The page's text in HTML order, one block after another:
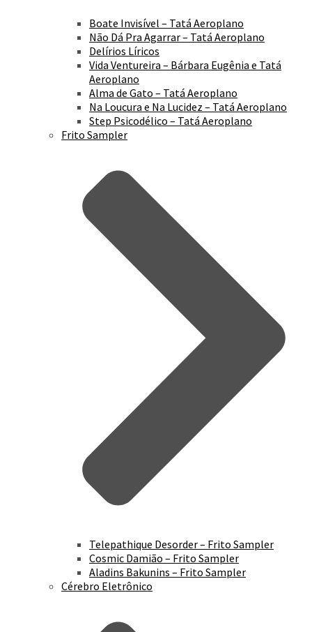
Pareço Moderno – Cérebro Eletrônico
Vamos Pro Quarto – Cérebro Eletrônico
Deus e o Diabo no Liquidificador – Cérebro
Onda Híbrida Ressonante – Cérebro
Boate Invisível – Tatá Aeroplano
Não Dá Pra Agarrar – Tatá Aeroplano
Delírios Líricos
Vida Ventureira – Bárbara Eugênia e Tatá
Aeroplano
Alma de Gato – Tatá Aeroplano
Na Loucura e Na Lucidez – Tatá Aeroplano
Step Psicodélico – Tatá Aeroplano
Frito Sampler
Telepathique Desorder – Frito Sampler
Cosmic Damião – Frito Sampler
Aladins Bakunins – Frito Sampler
Cérebro Eletrônico